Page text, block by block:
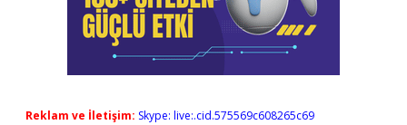
Reklam ve İletişim: Skype: live:.cid.575569c608265c69